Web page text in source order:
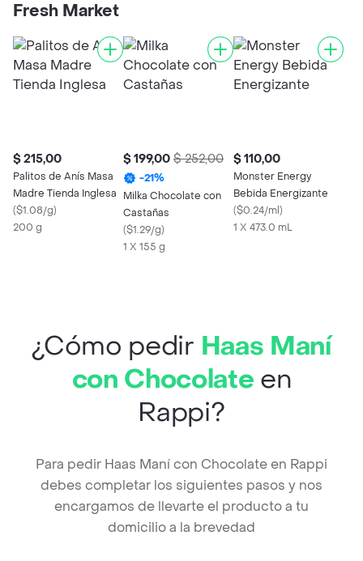
Fresh Market
$ 215,00
Palitos de Anís Masa
Madre Tienda Inglesa
($1.08/g)
200 g
$ 199,00 $ 252,00
-21%
Milka Chocolate con
Castañas
($1.29/g)
1 X 155 g
$ 110,00
Monster Energy
Bebida Energizante
($0.24/ml)
1 X 473.0 mL
¿Cómo pedir Haas Maní
con Chocolate en
Rappi?
Para pedir Haas Maní con Chocolate en Rappi
debes completar los siguientes pasos y nos
encargamos de llevarte el producto a tu
domicilio a la brevedad